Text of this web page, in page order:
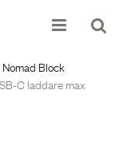
Nomad Block
C laddare max